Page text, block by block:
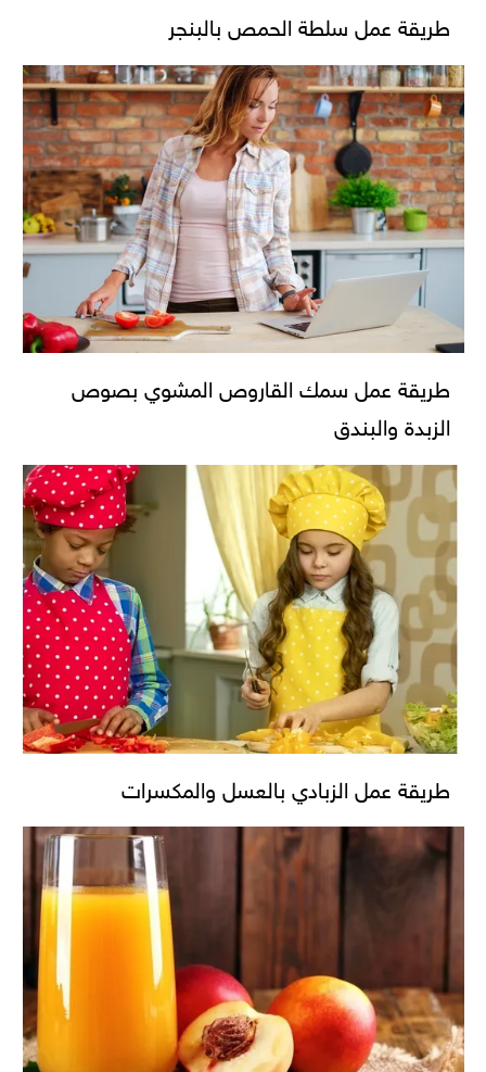
طريقة عمل سلطة الحمص بالبنجر
طريقة عمل سمك القاروص المشوي بصوص
الزبدة والبندق
طريقة عمل الزبادي بالعسل والمكسرات